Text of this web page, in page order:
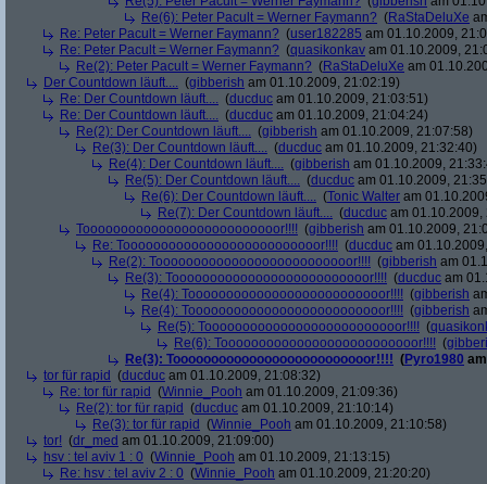
Re(6): Peter Pacult = Werner Faymann? (RaStaDeluXe
Re: Peter Pacult = Werner Faymann? (user182285 am 01.10.2009,
Re: Peter Pacult = Werner Faymann? (quasikonkav am 01.10.2009,
Re(2): Peter Pacult = Werner Faymann? (RaStaDeluXe am
Der Countdown läuft.... (gibberish am 01.10.2009, 21:02:19)
Re: Der Countdown läuft.... (ducduc am 01.10.2009, 21:03:51)
Re: Der Countdown läuft.... (ducduc am 01.10.2009, 21:04:24)
Re(2): Der Countdown läuft.... (gibberish am 01.10.2009, 21:07:58)
Re(3): Der Countdown läuft.... (ducduc am 01.10.2009, 21:32:40)
Re(4): Der Countdown läuft.... (gibberish am 01.10.2009,
Re(5): Der Countdown läuft.... (ducduc am 01.10.2009,
Re(6): Der Countdown läuft.... (Tonic Walter am
Re(7): Der Countdown läuft.... (ducduc am 01.10.2009,
Toooooooooooooooooooooooooor!!!! (gibberish am 01.10.2009,
Re: Toooooooooooooooooooooooooor!!!! (ducduc am
Re(2): Toooooooooooooooooooooooooor!!!! (gibberish am
Re(3): Toooooooooooooooooooooooooor!!!! (ducduc am
Re(4): Toooooooooooooooooooooooooor!!!! (gibberish
Re(4): Toooooooooooooooooooooooooor!!!! (gibberish
Re(5): Toooooooooooooooooooooooooor!!!! (
Re(6): Toooooooooooooooooooooooooor!!!! (
Re(3): Toooooooooooooooooooooooooor!!!! (Pyro1980
tor für rapid (ducduc am 01.10.2009, 21:08:32)
Re: tor für rapid (Winnie_Pooh am 01.10.2009, 21:09:36)
Re(2): tor für rapid (ducduc am 01.10.2009, 21:10:14)
Re(3): tor für rapid (Winnie_Pooh am 01.10.2009, 21:10:58)
tor! (dr_med am 01.10.2009, 21:09:00)
hsv : tel aviv 1 : 0 (Winnie_Pooh am 01.10.2009, 21:13:15)
Re: hsv : tel aviv 2 : 0 (Winnie_Pooh am 01.10.2009, 21:20:20)